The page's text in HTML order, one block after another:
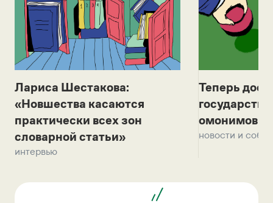
Лариса Шестакова:
«Новшества касаются
практически всех зон
словарной статьи»
интервью
Теперь
омонимов и
новости и